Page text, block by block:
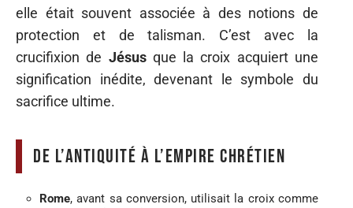
elle était souvent associée à des notions de
protection et de talisman. C’est avec la
crucifixion de Jésusque la croix acquiert une
signification inédite, devenant le symbole du
sacrifice ultime.
De l’Antiquité à l’Empire Chrétien
Rome, avant sa conversion, utilisait la croix comme